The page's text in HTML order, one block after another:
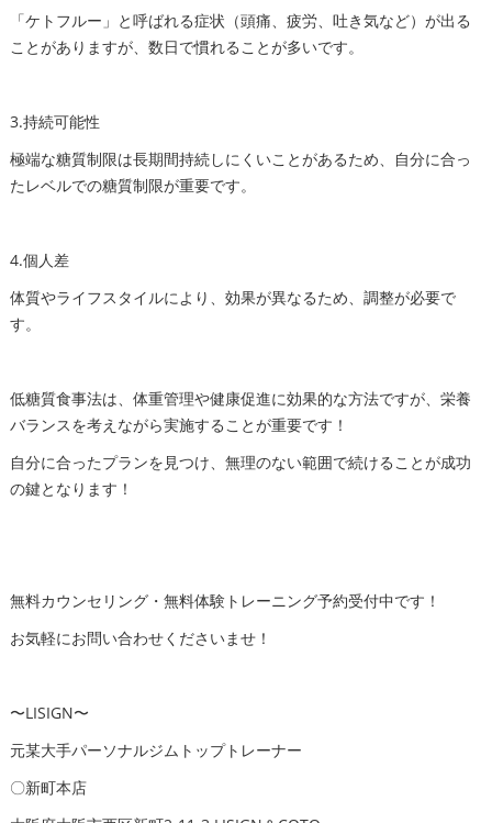
「ケトフルー」と呼ばれる症状（頭痛、疲労、吐き気など）が出る
ことがありますが、数日で慣れることが多いです。
3.持続可能性
極端な糖質制限は長期間持続しにくいことがあるため、自分に合っ
たレベルでの糖質制限が重要です。
4.個人差
体質やライフスタイルにより、効果が異なるため、調整が必要で
す。
低糖質食事法は、体重管理や健康促進に効果的な方法ですが、栄養
バランスを考えながら実施することが重要です！
自分に合ったプランを見つけ、無理のない範囲で続けることが成功
の鍵となります！
無料カウンセリング・無料体験トレーニング予約受付中です！
お気軽にお問い合わせくださいませ！
〜LISIGN〜
元某大手パーソナルジムトップトレーナー
〇新町本店